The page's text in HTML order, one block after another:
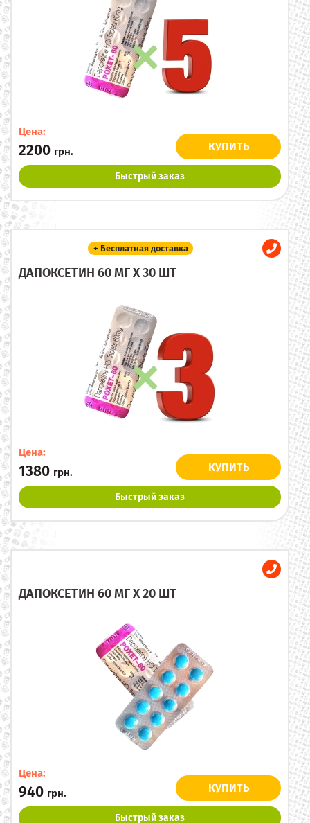
Цена:
2200 грн. КУПИТЬ
Быстрый заказ
+ Бесплатная доставка
ДАПОКСЕТИН 60 МГ X 30 ШТ
Цена:
1380 грн. КУПИТЬ
Быстрый заказ
ДАПОКСЕТИН 60 МГ X 20 ШТ
Цена:
940 грн. КУПИТЬ
Быстрый заказ